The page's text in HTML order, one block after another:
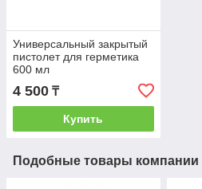
Универсальный закрытый
пистолет для герметика
600 мл
4 500 ₸
Купить
Подобные товары компании